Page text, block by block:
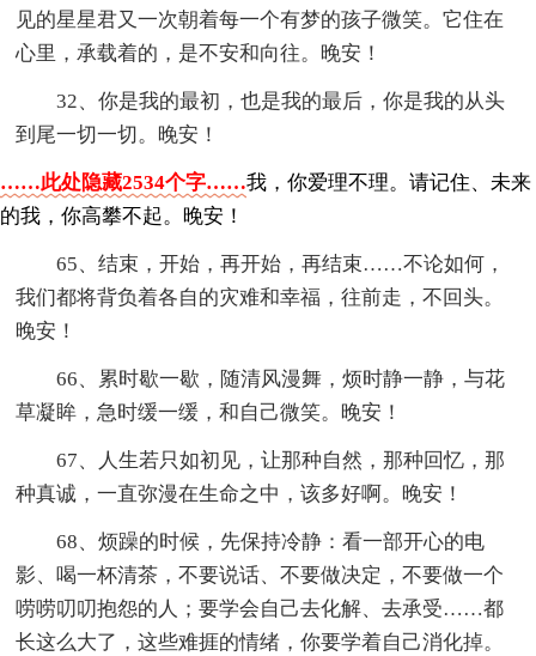
见的星星君又一次朝着每一个有梦的孩子微笑。它住在
心里，承载着的，是不安和向往。晚安！
32、你是我的最初，也是我的最后，你是我的从头
到尾一切一切。晚安！
……此处隐藏2534个字……我，你爱理不理。请记住、未来
的我，你高攀不起。晚安！
65、结束，开始，再开始，再结束……不论如何，
我们都将背负着各自的灾难和幸福，往前走，不回头。
晚安！
66、累时歇一歇，随清风漫舞，烦时静一静，与花
草凝眸，急时缓一缓，和自己微笑。晚安！
67、人生若只如初见，让那种自然，那种回忆，那
种真诚，一直弥漫在生命之中，该多好啊。晚安！
68、烦躁的时候，先保持冷静：看一部开心的电
影、喝一杯清茶，不要说话、不要做决定，不要做一个
唠唠叨叨抱怨的人；要学会自己去化解、去承受……都
长这么大了，这些难捱的情绪，你要学着自己消化掉。